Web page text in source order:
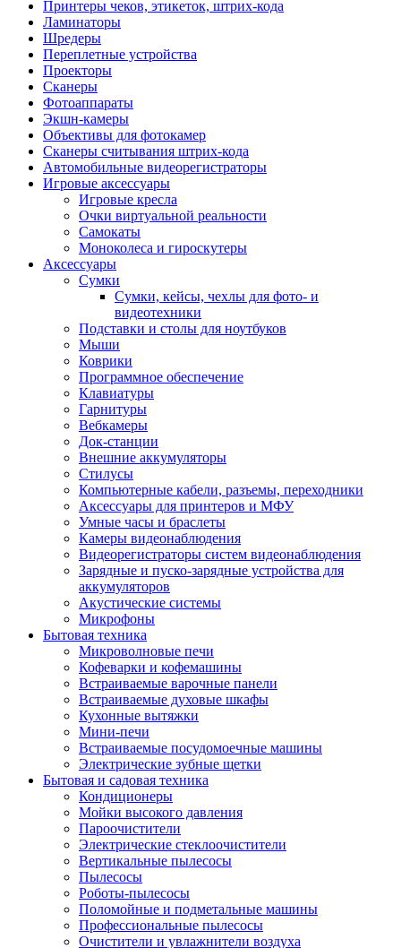
Принтеры чеков, этикеток, штрих-кода
Ламинаторы
Шредеры
Переплетные устройства
Проекторы
Сканеры
Фотоаппараты
Экшн-камеры
Объективы для фотокамер
Сканеры считывания штрих-кода
Автомобильные видеорегистраторы
Игровые аксессуары
Игровые кресла
Очки виртуальной реальности
Самокаты
Моноколеса и гироскутеры
Аксессуары
Сумки
Сумки, кейсы, чехлы для фото- и
видеотехники
Подставки и столы для ноутбуков
Мыши
Коврики
Программное обеспечение
Клавиатуры
Гарнитуры
Вебкамеры
Док-станции
Внешние аккумуляторы
Стилусы
Компьютерные кабели, разъемы, переходники
Аксессуары для принтеров и МФУ
Умные часы и браслеты
Камеры видеонаблюдения
Видеорегистраторы систем видеонаблюдения
Зарядные и пуско-зарядные устройства для
аккумуляторов
Акустические системы
Микрофоны
Бытовая техника
Микроволновые печи
Кофеварки и кофемашины
Встраиваемые варочные панели
Встраиваемые духовые шкафы
Кухонные вытяжки
Мини-печи
Встраиваемые посудомоечные машины
Электрические зубные щетки
Бытовая и садовая техника
Кондиционеры
Мойки высокого давления
Пароочистители
Электрические стеклоочистители
Вертикальные пылесосы
Пылесосы
Роботы-пылесосы
Поломойные и подметальные машины
Профессиональные пылесосы
Очистители и увлажнители воздуха